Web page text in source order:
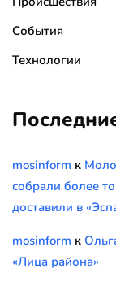
События
Технологии
mosinform к
собрали более
доставили в
mosinform к
«Лица района»